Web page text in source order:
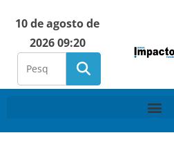
10 de agosto de
2026 09:20